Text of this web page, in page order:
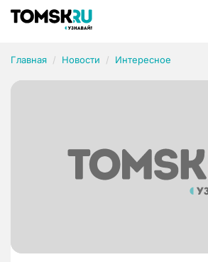
Главная Новости Интересное